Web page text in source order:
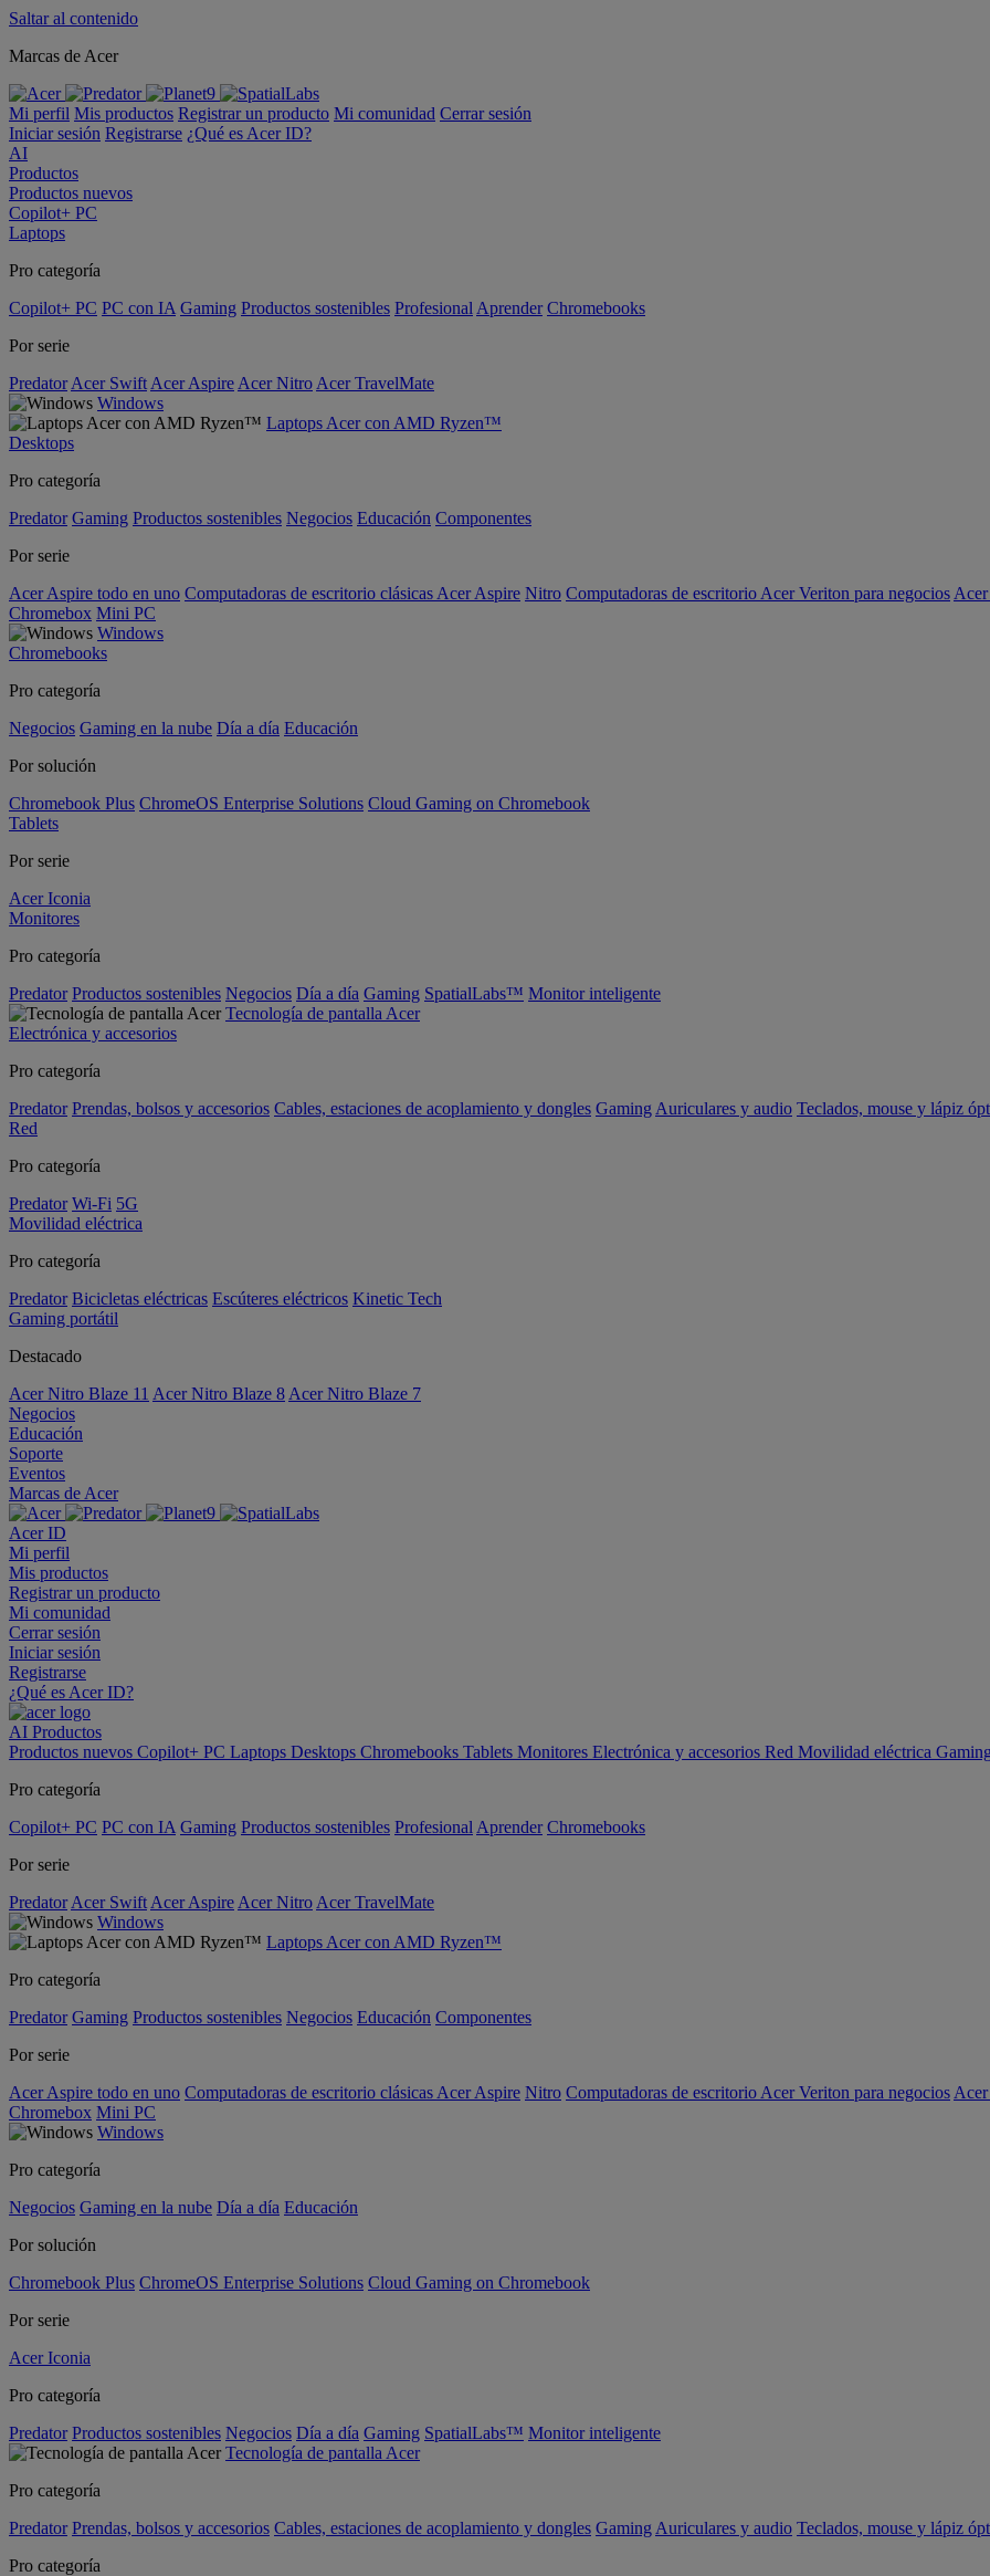
Saltar al contenido
Marcas de Acer
Mi perfil Mis productos Registrar un producto Mi comunidad Cerrar sesión
Iniciar sesión Registrarse ¿Qué es Acer ID?
AI
Productos
Productos nuevos
Copilot+ PC
Laptops
Pro categoría
Copilot+ PC PC con IA Gaming Productos sostenibles Profesional Aprender Chromebooks
Por serie
Predator Acer Swift Acer Aspire Acer Nitro Acer TravelMate
Windows
Laptops Acer con AMD Ryzen™
Desktops
Pro categoría
Predator Gaming Productos sostenibles Negocios Educación Componentes
Por serie
Acer Aspire todo en uno Computadoras de escritorio clásicas Acer Aspire Nitro Computadoras de escritorio Acer Veriton para negocios
Chromebox Mini PC
Windows
Chromebooks
Pro categoría
Negocios Gaming en la nube Día a día Educación
Por solución
Chromebook Plus ChromeOS Enterprise Solutions Cloud Gaming on Chromebook
Tablets
Por serie
Acer Iconia
Monitores
Pro categoría
Predator Productos sostenibles Negocios Día a día Gaming SpatialLabs™ Monitor inteligente
Tecnología de pantalla Acer
Electrónica y accesorios
Pro categoría
Predator Prendas, bolsos y accesorios Cables, estaciones de acoplamiento y dongles Gaming Auriculares y audio Teclados, mouse y lápiz
Red
Pro categoría
Predator Wi-Fi 5G
Movilidad eléctrica
Pro categoría
Predator Bicicletas eléctricas Escúteres eléctricos Kinetic Tech
Gaming portátil
Destacado
Acer Nitro Blaze 11 Acer Nitro Blaze 8 Acer Nitro Blaze 7
Negocios
Educación
Soporte
Eventos
Marcas de Acer
Acer ID
Mi perfil
Mis productos
Registrar un producto
Mi comunidad
Cerrar sesión
Iniciar sesión
Registrarse
¿Qué es Acer ID?
AI Productos
Productos nuevos Copilot+ PC Laptops Desktops Chromebooks Tablets Monitores Electrónica y accesorios Red Movilidad eléctrica
Pro categoría
Copilot+ PC PC con IA Gaming Productos sostenibles Profesional Aprender Chromebooks
Por serie
Predator Acer Swift Acer Aspire Acer Nitro Acer TravelMate
Windows
Laptops Acer con AMD Ryzen™
Pro categoría
Predator Gaming Productos sostenibles Negocios Educación Componentes
Por serie
Acer Aspire todo en uno Computadoras de escritorio clásicas Acer Aspire Nitro Computadoras de escritorio Acer Veriton para negocios
Chromebox Mini PC
Windows
Pro categoría
Negocios Gaming en la nube Día a día Educación
Por solución
Chromebook Plus ChromeOS Enterprise Solutions Cloud Gaming on Chromebook
Por serie
Acer Iconia
Pro categoría
Predator Productos sostenibles Negocios Día a día Gaming SpatialLabs™ Monitor inteligente
Tecnología de pantalla Acer
Pro categoría
Predator Prendas, bolsos y accesorios Cables, estaciones de acoplamiento y dongles Gaming Auriculares y audio Teclados, mouse y lápiz
Pro categoría